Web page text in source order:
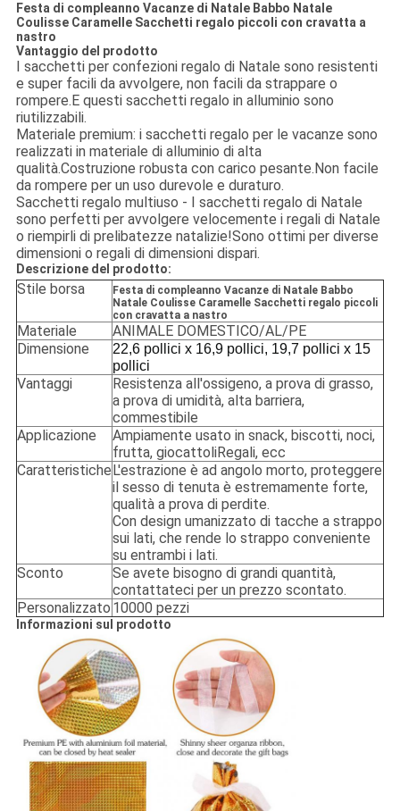
Festa di compleanno Vacanze di Natale Babbo Natale
Coulisse Caramelle Sacchetti regalo piccoli con cravatta a
nastro
Vantaggio del prodotto
I sacchetti per confezioni regalo di Natale sono resistenti
e super facili da avvolgere, non facili da strappare o
rompere.E questi sacchetti regalo in alluminio sono
riutilizzabili.
Materiale premium: i sacchetti regalo per le vacanze sono
realizzati in materiale di alluminio di alta
qualità.Costruzione robusta con carico pesante.Non facile
da rompere per un uso durevole e duraturo.
Sacchetti regalo multiuso - I sacchetti regalo di Natale
sono perfetti per avvolgere velocemente i regali di Natale
o riempirli di prelibatezze natalizie!Sono ottimi per diverse
dimensioni o regali di dimensioni dispari.
Descrizione del prodotto:
Stile borsa
Festa di compleanno Vacanze di Natale Babbo
Natale Coulisse Caramelle Sacchetti regalo piccoli
con cravatta a nastro
Materiale
ANIMALE DOMESTICO/AL/PE
Dimensione
22,6 pollici x 16,9 pollici, 19,7 pollici x 15
pollici
Vantaggi
Resistenza all'ossigeno, a prova di grasso,
a prova di umidità, alta barriera,
commestibile
Applicazione
Ampiamente usato in snack, biscotti, noci,
frutta, giocattoliRegali, ecc
Caratteristiche L'estrazione è ad angolo morto, proteggere
il sesso di tenuta è estremamente forte,
qualità a prova di perdite.
Con design umanizzato di tacche a strappo
sui lati, che rende lo strappo conveniente
su entrambi i lati.
Sconto
Se avete bisogno di grandi quantità,
contattateci per un prezzo scontato.
Personalizzato 10000 pezzi
Informazioni sul prodotto